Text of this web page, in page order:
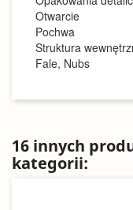
Otwarcie
Pochwa
Struktura
Fale, Nubs
16 innych
kategorii: